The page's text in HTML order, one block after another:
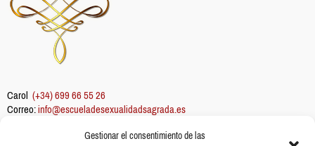
Gestionar el consentimiento de las
Carol (+34) 699 66 55 26
Correo:info@escueladesexualidadsagrada.es